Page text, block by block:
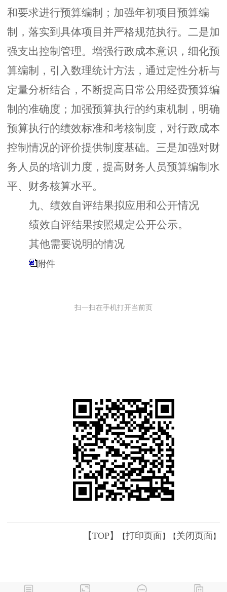
和要求进行预算编制；加强年初项目预算编
制，落实到具体项目并严格规范执行。二是加
强支出控制管理。增强行政成本意识，细化预
算编制，引入数理统计方法，通过定性分析与
定量分析结合，不断提高日常公用经费预算编
制的准确度；加强预算执行的约束机制，明确
预算执行的绩效标准和考核制度，对行政成本
控制情况的评价提供制度基础。三是加强对财
务人员的培训力度，提高财务人员预算编制水
平、财务核算水平。
九、绩效自评结果拟应用和公开情况
绩效自评结果按照规定公开公示。
其他需要说明的情况
附件
扫一扫在手机打开当前页
【TOP】 【打印页面 】【 关闭页面 】